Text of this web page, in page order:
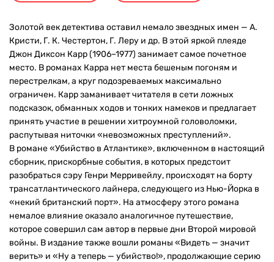
Золотой век детектива оставил немало звездных имен — А.
Кристи, Г. К. Честертон, Г. Леру и др. В этой яркой плеяде
Джон Диксон Карр (1906–1977) занимает самое почетное
место. В романах Карра нет места бешеным погоням и
перестрелкам, а круг подозреваемых максимально
ограничен. Карр заманивает читателя в сети ложных
подсказок, обманных ходов и тонких намеков и предлагает
принять участие в решении хитроумной головоломки,
распутывая ниточки «невозможных преступлений».
В романе «Убийство в Атлантике», включенном в настоящий
сборник, прискорбные события, в которых предстоит
разобраться сэру Генри Мерривейлу, происходят на борту
трансатлантического лайнера, следующего из Нью-Йорка в
«некий британский порт». На атмосферу этого романа
немалое влияние оказало аналогичное путешествие,
которое совершил сам автор в первые дни Второй мировой
войны. В издание также вошли романы «Видеть — значит
верить» и «Ну а теперь — убийство!», продолжающие серию